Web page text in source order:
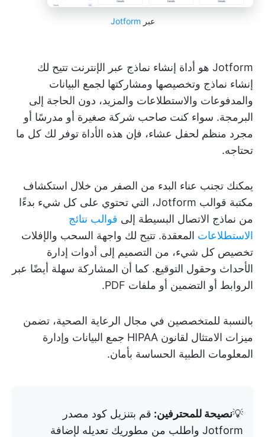
عبر Jotform
Jotform هو أداة إنشاء نماذج عبر الإنترنت تتيح لك
إنشاء نماذج وتخصيصها ومشاركتها لجمع البيانات
والمدفوعات والاستطلاعات والمزيد، دون الحاجة إلى
البرمجة. سواء كنت صاحب شركة صغيرة أو مدرسًا أو
مجرد منظم لحفل عشاء، فإن هذه الأداة توفر لك كل ما
تحتاجه.
يمكنك تجنب عناء البدء من الصفر من خلال استكشاف
مكتبة قوالب Jotform، التي تحتوي على كل شيء بدءًا
من نماذج الاتصال البسيطة إلى قوالب نتائج
الاستطلاعات المعقدة. تتيح لك واجهة السحب والإفلات
تخصيص كل شيء، من التصميم إلى أدوات إدارة
الأحداث وحقول التوقيع. كما أن المشاركة سهلة أيضًا عبر
الروابط أو التضمين أو ملفات PDF.
بالنسبة للمتخصصين في مجال الرعاية الصحية، تضمن
ميزات الامتثال لقانون HIPAA جمع البيانات وإدارة
المعلومات الطبية الحساسة بأمان.
💡نصيحة للمحترفين: قم بتنزيل كود مصدر
Jotform واطلب من مطوريك تعديله لإضافة